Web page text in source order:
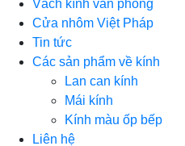
Vách kính văn phòng
Cửa nhôm Việt Pháp
Tin tức
Các sản phẩm về kính
Lan can kính
Mái kính
Kính màu ốp bếp
Liên hệ